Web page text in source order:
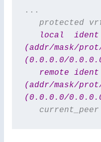
...
local  ident
(addr/mask/
(0.0.0.0/
(addr/mask/
(0.0.0.0/